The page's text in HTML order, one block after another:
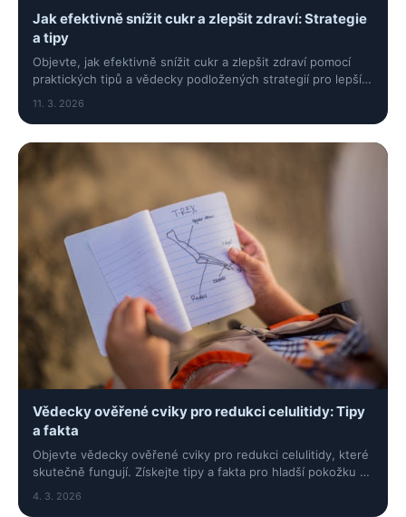
Jak efektivně snížit cukr a zlepšit zdraví: Strategie
a tipy
Objevte, jak efektivně snížit cukr a zlepšit zdraví pomocí
praktických tipů a vědecky podložených strategií pro lepší
životní styl bez drastických diet.
11. 3. 2026
Vědecky ověřené cviky pro redukci celulitidy: Tipy
a fakta
Objevte vědecky ověřené cviky pro redukci celulitidy, které
skutečně fungují. Získejte tipy a fakta pro hladší pokožku a
vyšší sebevědomí.
4. 3. 2026